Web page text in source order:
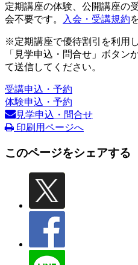
定期講座の体験、公開講座の
会不要です。
入会・受講規約
※定期講座で優待割引を利用
「見学申込・問合せ」ボタン
て送信してください。
受講申込・予約
体験申込・予約
見学申込・問合せ
印刷用ページへ
このページをシェアする